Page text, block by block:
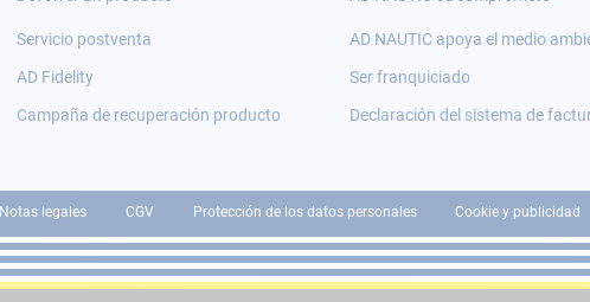
Servicio postventa
AD Fidelity
Campaña de recuperación producto
AD NAUTIC apoya el medio
Ser franquiciado
Declaración del sistema de
Notas legales CGV Protección de los datos personales Cookie y publicidad